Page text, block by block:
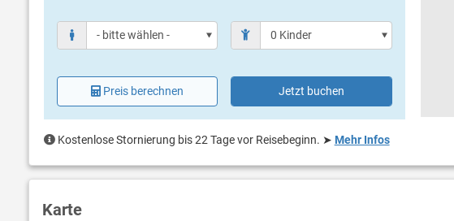
Preis berechnen Jetzt buchen
Kostenlose Stornierung bis 22 Tage vor Reisebeginn. ➤ Mehr Infos
Karte